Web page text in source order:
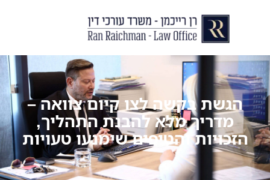
הגשת בקשה לצו קיום צוואה –
מדריך מלא להבנת התהליך,
הזכויות והטיפים שימנעו טעויות